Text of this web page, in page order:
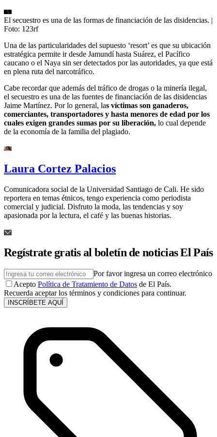
El secuestro es una de las formas de financiación de las disidencias. |
Foto: 123rf
Una de las particularidades del supuesto ‘resort’ es que su ubicación
estratégica permite ir desde Jamundí hasta Suárez, el Pacífico
caucano o el Naya sin ser detectados por las autoridades, ya que está
en plena ruta del narcotráfico.
Cabe recordar que además del tráfico de drogas o la minería ilegal,
el secuestro es una de las fuentes de financiación de las disidencias
Jaime Martínez. Por lo general, las víctimas son ganaderos,
comerciantes, transportadores y hasta menores de edad por los
cuales exigen grandes sumas por su liberación, lo cual depende
de la economía de la familia del plagiado.
Laura Cortez Palacios
Comunicadora social de la Universidad Santiago de Cali. He sido
reportera en temas étnicos, tengo experiencia como periodista
comercial y judicial. Disfruto la moda, las tendencias y soy
apasionada por la lectura, el café y las buenas historias.
Regístrate gratis al boletín de noticias El País
Por favor ingresa un correo electrónico
Acepto Política de Tratamiento de Datos de El País.
Recuerda aceptar los términos y condiciones para continuar.
INSCRÍBETE AQUÍ